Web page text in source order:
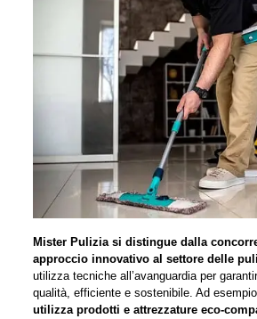
Mister Pulizia si distingue dalla
approccio innovativo al settore delle
utilizza tecniche all’avanguardia per
qualità, efficiente e sostenibile. Ad
utilizza prodotti e attrezzature eco-